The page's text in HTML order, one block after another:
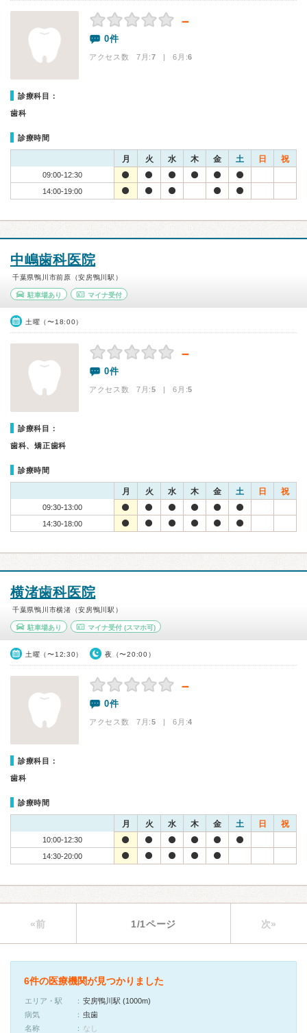
－
0件
アクセス数 7月:7 | 6月:6
診療科目：
歯科
診療時間
月 火 水 木 金 土 日 祝
09:00-12:30
14:00-19:00
中嶋歯科医院
千葉県鴨川市前原（安房鴨川駅）
駐車場あり マイナ受付
土曜（〜18:00）
－
0件
アクセス数 7月:5 | 6月:5
診療科目：
歯科、矯正歯科
診療時間
月 火 水 木 金 土 日 祝
09:30-13:00
14:30-18:00
横渚歯科医院
千葉県鴨川市横渚（安房鴨川駅）
駐車場あり マイナ受付(スマホ可)
土曜（〜12:30） 夜（〜20:00）
－
0件
アクセス数 7月:5 | 6月:4
診療科目：
歯科
診療時間
月 火 水 木 金 土 日 祝
10:00-12:30
14:30-20:00
«前 1/1ページ 次»
6件の医療機関が見つかりました
エリア・駅
安房鴨川駅 (1000m)
病気
虫歯
名称
なし